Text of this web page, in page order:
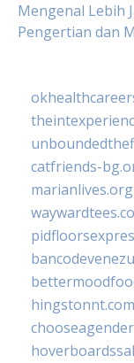
Mengenal Lebih
Pengertian dan
catfriends-
marianlives.org
hingstonnt.com